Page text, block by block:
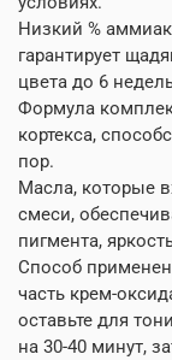
Низкий %
гарантирует
цвета до 6
Формула
кортекса,
пор.
Масла, которые
смеси,
пигмента,
Способ
часть крем-
оставьте для
на 30-40 минут,